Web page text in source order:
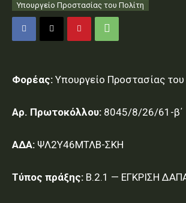
Υπουργείο Προστασίας του Πολίτη
Φορέας: Υπουργείο Προστασίας του
Αρ. Πρωτοκόλλου: 8045/8/26/61-β΄
ΑΔΑ: ΨΛ2Υ46ΜΤΛΒ-ΣΚΗ
Τύπος πράξης: Β.2.1 — ΕΓΚΡΙΣΗ